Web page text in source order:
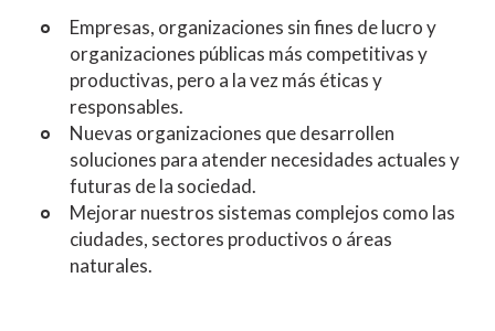
Empresas, organizaciones sin fines de lucro y
organizaciones públicas más competitivas y
productivas, pero a la vez más éticas y
responsables.
Nuevas organizaciones que desarrollen
soluciones para atender necesidades actuales y
futuras de la sociedad.
Mejorar nuestros sistemas complejos como las
ciudades, sectores productivos o áreas
naturales.